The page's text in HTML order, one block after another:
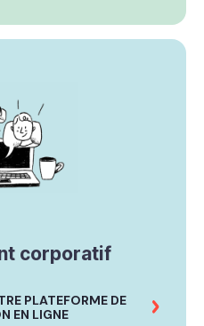
corporatif
PLATEFORME DE
EN LIGNE